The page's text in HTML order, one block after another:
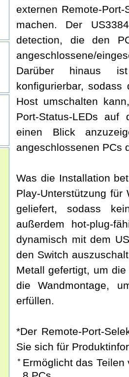
externen Remote-
machen. Der
detection, die den
angeschlossene/
Darüber hinaus
konfigurierbar,
Host umschalten
Port-Status-LEDs
einen Blick
angeschlossenen PCs
Was die Installation
Play-Unterstützung für
geliefert, sodass
außerdem hot-plug-
dynamisch mit dem
den Switch
Metall gefertigt, um
die Wandmontage,
erfüllen.
*Der Remote-Port-
Sie sich für
Ermöglicht das